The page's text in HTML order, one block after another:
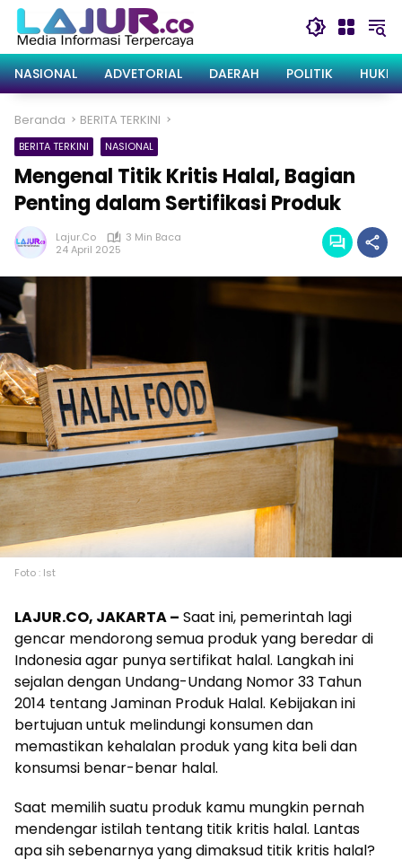
Langsung
konten
NASIONAL
ADVETORIAL DAERAH POLITIK
Beranda BERITA TERKINI
BERITA TERKINI NASIONAL
Mengenal Titik Kritis Halal, Bagian
Penting dalam Sertifikasi Produk
Lajur.co
3 Min Baca
24 April 2025
Foto : Ist
LAJUR.CO, JAKARTA – Saat ini, pemerintah lagi
gencar mendorong semua produk yang beredar di
Indonesia agar punya sertifikat halal. Langkah ini
sejalan dengan Undang-Undang Nomor 33 Tahun
2014 tentang Jaminan Produk Halal. Kebijakan ini
bertujuan untuk melindungi konsumen dan
memastikan kehalalan produk yang kita beli dan
konsumsi benar-benar halal.
Saat memilih suatu produk kamu mungkin pernah
mendengar istilah tentang titik kritis halal. Lantas
apa sih sebenarnya yang dimaksud titik kritis halal?